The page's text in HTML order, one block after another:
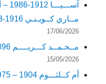
مــاري كــويـنـي 1916-2003
17/06/2026
مــحـمــد كـــريــــم 1896-1972
15/05/2026